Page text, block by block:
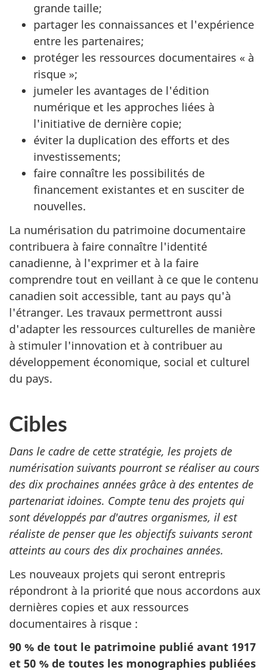
grande taille;
partager les connaissances et l'expérience
entre les partenaires;
protéger les ressources documentaires « à
risque »;
jumeler les avantages de l'édition
numérique et les approches liées à
l'initiative de dernière copie;
éviter la duplication des efforts et des
investissements;
faire connaître les possibilités de
financement existantes et en susciter de
nouvelles.
La numérisation du patrimoine documentaire
contribuera à faire connaître l'identité
canadienne, à l'exprimer et à la faire
comprendre tout en veillant à ce que le contenu
canadien soit accessible, tant au pays qu'à
l'étranger. Les travaux permettront aussi
d'adapter les ressources culturelles de manière
à stimuler l'innovation et à contribuer au
développement économique, social et culturel
du pays.
Cibles
Dans le cadre de cette stratégie, les projets de
numérisation suivants pourront se réaliser au cours
des dix prochaines années grâce à des ententes de
partenariat idoines. Compte tenu des projets qui
sont développés par d'autres organismes, il est
réaliste de penser que les objectifs suivants seront
atteints au cours des dix prochaines années.
Les nouveaux projets qui seront entrepris
répondront à la priorité que nous accordons aux
dernières copies et aux ressources
documentaires à risque :
90 % de tout le patrimoine publié avant 1917
et 50 % de toutes les monographies publiées